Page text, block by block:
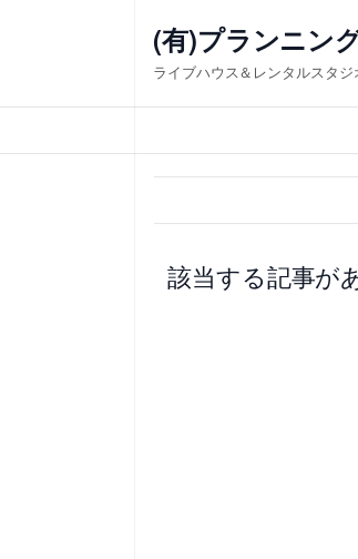
ス
キ
(有)プランニン
ライブハウス＆レンタルスタジ
該当する記事が